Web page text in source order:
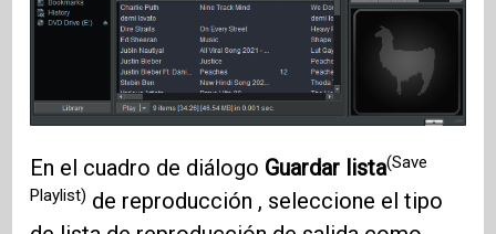
En el cuadro de diálogo Guardar lista(Save
Playlist) de reproducción , seleccione el tipo